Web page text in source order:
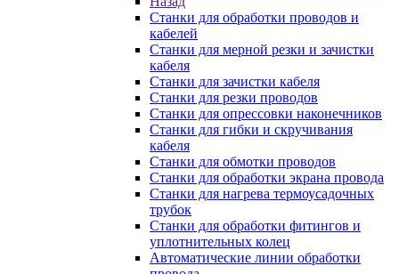
Станки для обработки проводов и
кабелей
Станки для мерной резки и зачистки
кабеля
Станки для зачистки кабеля
Станки для резки проводов
Станки для опрессовки наконечников
Станки для гибки и скручивания
кабеля
Станки для обмотки проводов
Станки для обработки экрана провода
Станки для нагрева термоусадочных
трубок
Станки для обработки фитингов и
уплотнительных колец
Автоматические линии обработки